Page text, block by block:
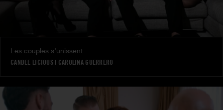
Les couples s’unissent
CANDEE LICIOUS| CAROLINA GUERRERO